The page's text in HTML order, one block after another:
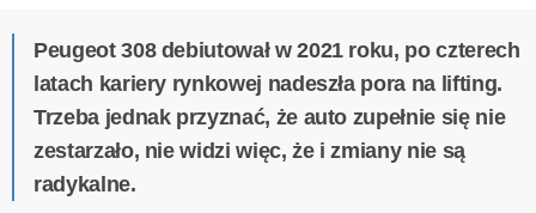
Peugeot 308 debiutował w 2021 roku, po czterech
latach kariery rynkowej nadeszła pora na lifting.
Trzeba jednak przyznać, że auto zupełnie się nie
zestarzało, nie widzi więc, że i zmiany nie są
radykalne.